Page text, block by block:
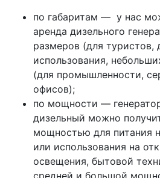
по габаритам — у нас
аренда дизельного
размеров (для туристов,
использования,
(для промышленности,
офисов);
по мощности —
дизельный можно
мощностью для питания
или использования на
освещения, бытовой